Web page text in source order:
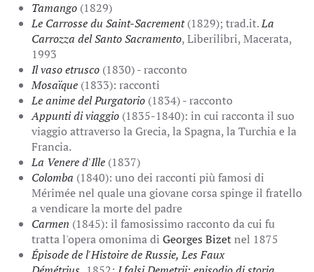
Tamango (1829)
Le Carrosse du Saint-Sacrement(1829); trad.it.La
Carrozza del Santo Sacramento, Liberilibri, Macerata,
1993
Il vaso etrusco (1830) - racconto
Mosaïque (1833): racconti
Le anime del Purgatorio (1834) - racconto
Appunti di viaggio (1835-1840): in cui racconta il suo
viaggio attraverso la Grecia, la Spagna, la Turchia e la
Francia.
La Venere d'Ille (1837)
Colomba (1840): uno dei racconti più famosi di
Mérimée nel quale una giovane corsa spinge il fratello
a vendicare la morte del padre
Carmen (1845): il famosissimo racconto da cui fu
tratta l'opera omonima di Georges Bizetnel 1875
Épisode de l'Histoire de Russie, Les Faux